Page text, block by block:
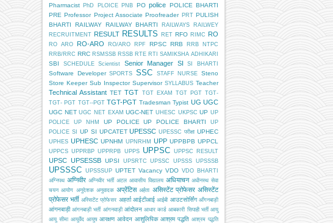
Pharmacist PhD PLOICE PNB PO police POLICE BHARTI
PRE Professor Project Associate Proofreader PRT PULISH
BHARTI
RAILWAY RAILWAY BHARTI RAILWAYS
RAILWEY
RECRUITMENT RESULT RESULTS RET RFO RIMC RO
RO ARO RO-ARO RO/ARO RPF RPSC RRB
RRB NTPC
RRB/RRC RRC RSMSSB RSSB RTE RTI SAMIKSHA ADHIKARI
SBI SCHEDULE Scientist Senior Manager SI SI BHARTI
Software Developer SPORTS SSC STAFF NURSE
Steno
Store Keeper Sub Inspector Supervisor SYLLABUS Teacher
Technical Assistant TET TGT TGT EXAM TGT PGT TGT-
TGT- PGT TGT--PGT TGT-PGT Tradesman Typist UG UGC
UGC NET UGC NET EXAM UGC-NET UHESC UKPSC UP UP
POLICE
UP NHM UP POLICE UP POLICE BHARTI
UP
POLICE SI
UP SI UPCATET UPESSC UPESSC परीक्षा UPHEC
UPHES UPHESC UPNHM UPNRHM UPP UPPBPB UPPCL
UPPCS UPPRBP UPPRPB UPPS UPPSC UPPSC RESULT
UPSC UPSESSB UPSI UPSRTC UPSSC UPSSS UPSSSB
UPSSSC UPSSSUP UPTET Vacancy VDO VDO BHARTI
अग्निपथ अग्निवीर अग्निवीर भर्ती अटल आवासीय विद्यालय अधियाचन अधीनस्थ सेवा
चयन आयोग अनुदेशक अनुवादक अप्रेंटिस अर्हता असिस्टेंट प्रोफेसर असिस्टेंट
प्रोफेसर भर्ती अस्सिटेंट प्रोफेसर अहर्ता आईटीआई आईबी आउटसोर्सिंग आँगनबाड़ी
आंगनबाड़ी आंगनबाड़ी भर्ती आंगनवाड़ी आंदोलन आधार कार्ड आबकारी सिपाही भर्ती आयु
आयु सीमा आयुर्वेद आयुष आरक्षण आवेदन आशुलिपिक आश्रम पद्धति आश्रम पद्धति